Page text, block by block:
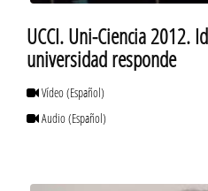
UCCI. Uni-Ciencia 2012.
universidad responde
Vídeo(Español)
Audio(Español)